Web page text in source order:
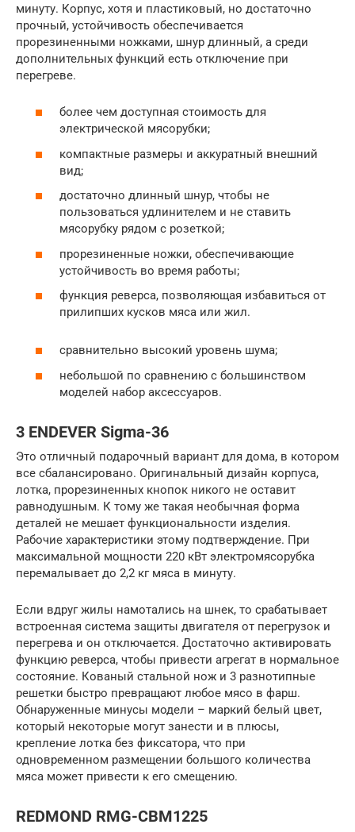
минуту. Корпус, хотя и пластиковый, но достаточно
прочный, устойчивость обеспечивается
прорезиненными ножками, шнур длинный, а среди
дополнительных функций есть отключение при
перегреве.
более чем доступная стоимость для
электрической мясорубки;
компактные размеры и аккуратный внешний
вид;
достаточно длинный шнур, чтобы не
пользоваться удлинителем и не ставить
мясорубку рядом с розеткой;
прорезиненные ножки, обеспечивающие
устойчивость во время работы;
функция реверса, позволяющая избавиться от
прилипших кусков мяса или жил.
сравнительно высокий уровень шума;
небольшой по сравнению с большинством
моделей набор аксессуаров.
3 ENDEVER Sigma-36
Это отличный подарочный вариант для дома, в котором
все сбалансировано. Оригинальный дизайн корпуса,
лотка, прорезиненных кнопок никого не оставит
равнодушным. К тому же такая необычная форма
деталей не мешает функциональности изделия.
Рабочие характеристики этому подтверждение. При
максимальной мощности 220 кВт электромясорубка
перемалывает до 2,2 кг мяса в минуту.
Если вдруг жилы намотались на шнек, то срабатывает
встроенная система защиты двигателя от перегрузок и
перегрева и он отключается. Достаточно активировать
функцию реверса, чтобы привести агрегат в нормальное
состояние. Кованый стальной нож и 3 разнотипные
решетки быстро превращают любое мясо в фарш.
Обнаруженные минусы модели – маркий белый цвет,
который некоторые могут занести и в плюсы,
крепление лотка без фиксатора, что при
одновременном размещении большого количества
мяса может привести к его смещению.
REDMOND RMG-CBM1225